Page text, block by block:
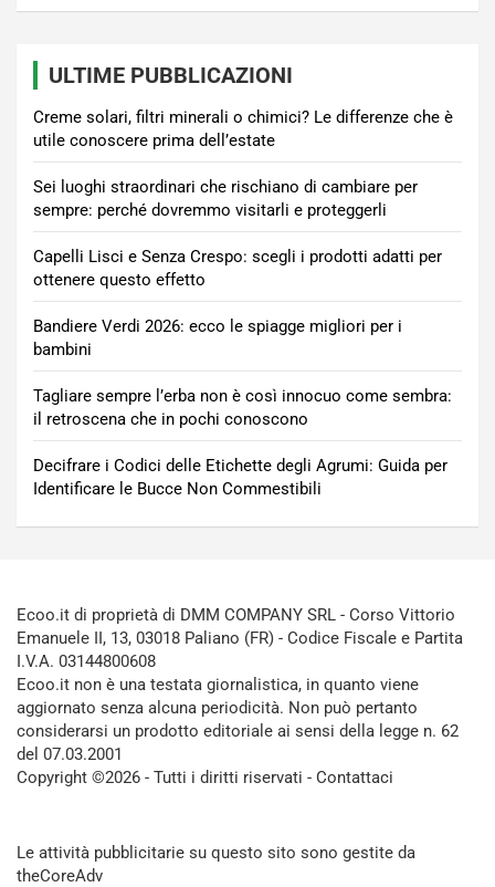
ULTIME PUBBLICAZIONI
Creme solari, filtri minerali o chimici? Le differenze che è
utile conoscere prima dell’estate
Sei luoghi straordinari che rischiano di cambiare per
sempre: perché dovremmo visitarli e proteggerli
Capelli Lisci e Senza Crespo: scegli i prodotti adatti per
ottenere questo effetto
Bandiere Verdi 2026: ecco le spiagge migliori per i
bambini
Tagliare sempre l’erba non è così innocuo come sembra:
il retroscena che in pochi conoscono
Decifrare i Codici delle Etichette degli Agrumi: Guida per
Identificare le Bucce Non Commestibili
Ecoo.it di proprietà di DMM COMPANY SRL - Corso Vittorio
Emanuele II, 13, 03018 Paliano (FR) - Codice Fiscale e Partita
I.V.A. 03144800608
Ecoo.it non è una testata giornalistica, in quanto viene
aggiornato senza alcuna periodicità. Non può pertanto
considerarsi un prodotto editoriale ai sensi della legge n. 62
del 07.03.2001
Copyright ©2026 - Tutti i diritti riservati - Contattaci
Le attività pubblicitarie su questo sito sono gestite da
theCoreAdv